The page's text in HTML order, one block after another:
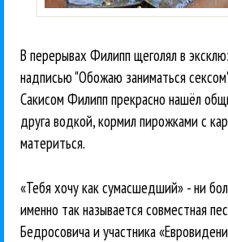
В перерывах Филипп щеголял в
надписью "Обожаю заниматься
Сакисом Филипп прекрасно нашёл
друга водкой, кормил пирожками с
материться.
«Тебя хочу как сумасшедший» - ни
именно так называется совместная
Бедросовича и участника